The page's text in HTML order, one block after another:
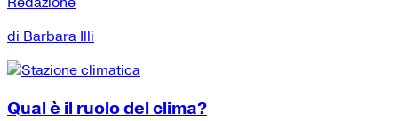
di Barbara Illi
Qual è il ruolo del clima?